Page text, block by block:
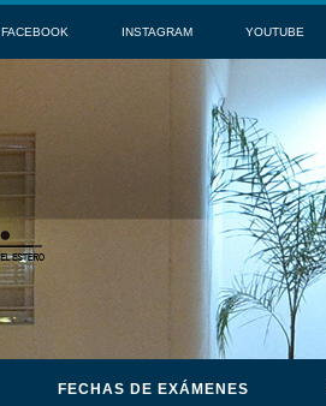
FACEBOOK INSTAGRAM YOUTUBE
FECHAS DE EXÁMENES